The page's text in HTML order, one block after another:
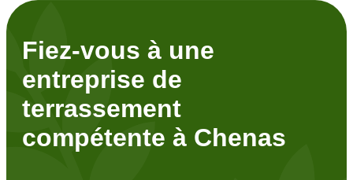
Fiez-vous à une
entreprise de
terrassement
compétente à Chenas